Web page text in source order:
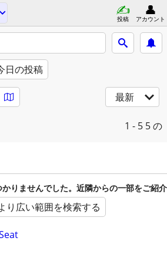
投稿 アカウント
日の投稿
最新
1 - 5 5 の
りませんでした。近隣からの一部をご紹介
り広い範囲を検索する